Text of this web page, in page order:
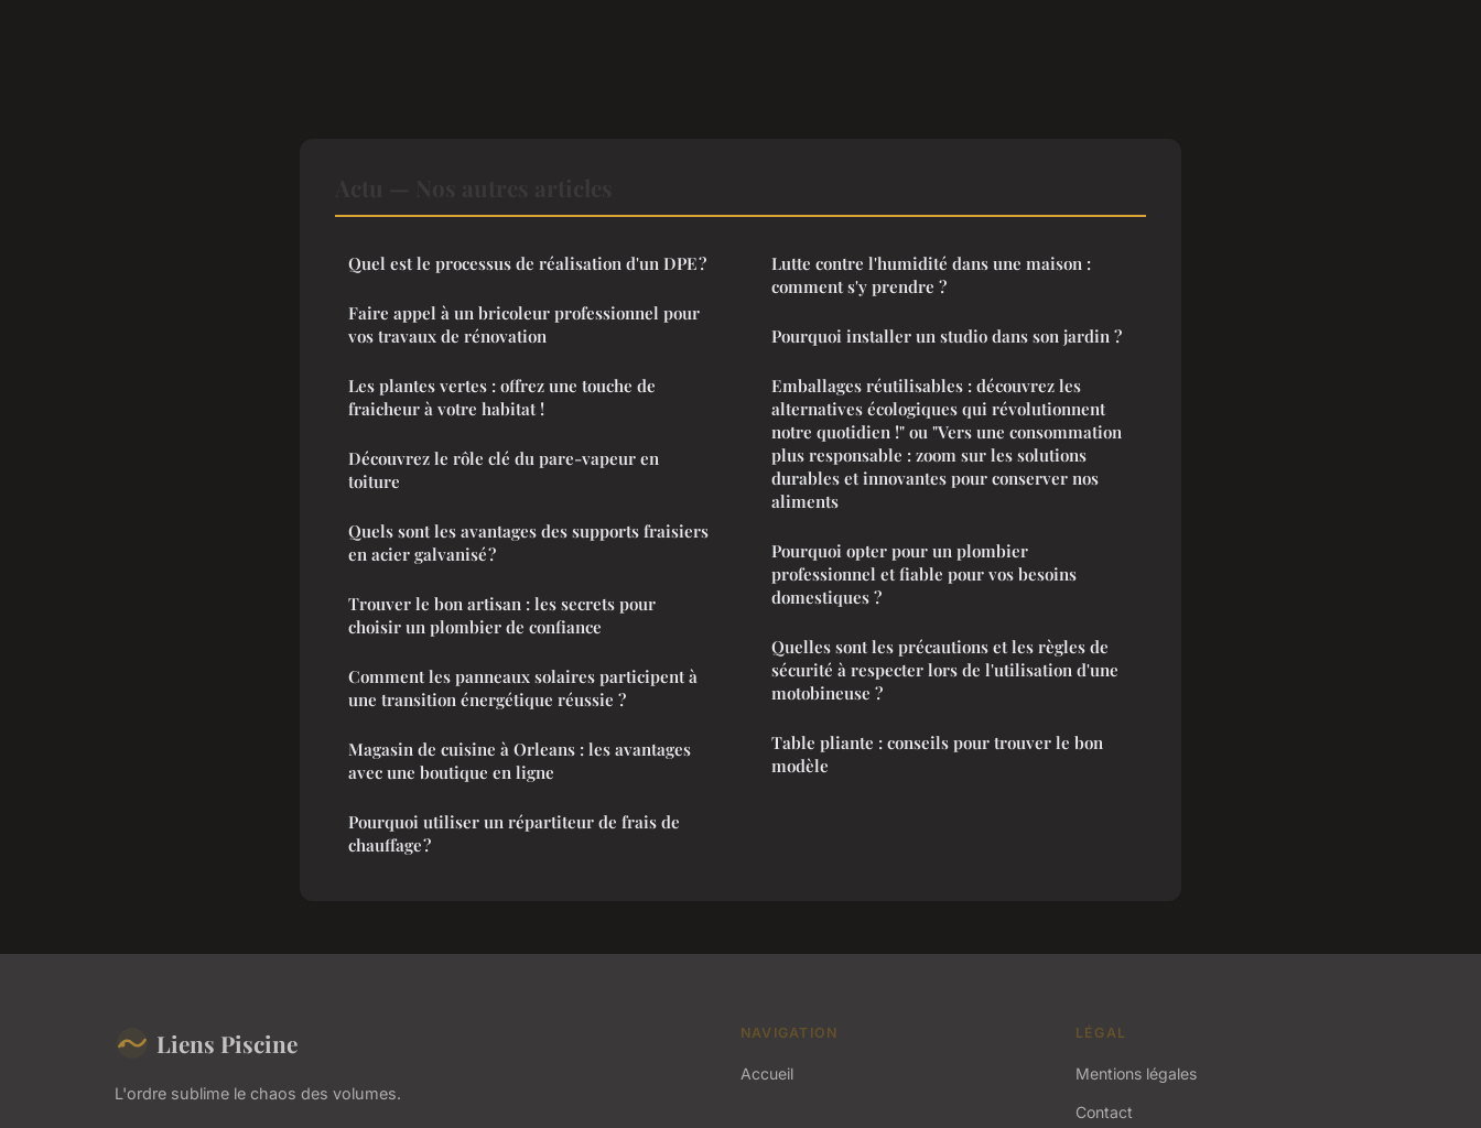
Quel est le processus de réalisation d'un DPE ?
Faire appel à un bricoleur professionnel pour
vos travaux de rénovation
Les plantes vertes : offrez une touche de
fraicheur à votre habitat !
Découvrez le rôle clé du pare-vapeur en
toiture
Quels sont les avantages des supports fraisiers
en acier galvanisé ?
Trouver le bon artisan : les secrets pour
choisir un plombier de confiance
Comment les panneaux solaires participent à
une transition énergétique réussie ?
Magasin de cuisine à Orleans : les avantages
avec une boutique en ligne
Pourquoi utiliser un répartiteur de frais de
chauffage ?
Lutte contre l'humidité dans une maison :
comment s'y prendre ?
Pourquoi installer un studio dans son jardin ?
Emballages réutilisables : découvrez les
alternatives écologiques qui révolutionnent
notre quotidien !" ou "Vers une consommation
plus responsable : zoom sur les solutions
durables et innovantes pour conserver nos
aliments
Pourquoi opter pour un plombier
professionnel et fiable pour vos besoins
domestiques ?
Quelles sont les précautions et les règles de
sécurité à respecter lors de l'utilisation d'une
motobineuse ?
Table pliante : conseils pour trouver le bon
modèle
Liens Piscine
L'ordre sublime le chaos des volumes.
NAVIGATION
Accueil
LÉGAL
Mentions légales
Contact